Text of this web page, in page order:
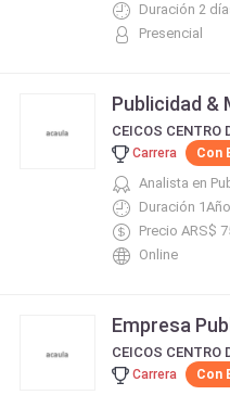
Duración 2
Presencial
Publicidad &
Carrera Con
Analista en
Duración 1Año
Precio ARS$
Online
Empresa
Carrera Con